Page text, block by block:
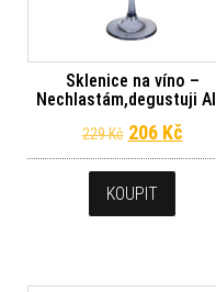
Sklenice na víno –
Nechlastám,degustuji
229Kč Původní
206 Kč
KOUPIT